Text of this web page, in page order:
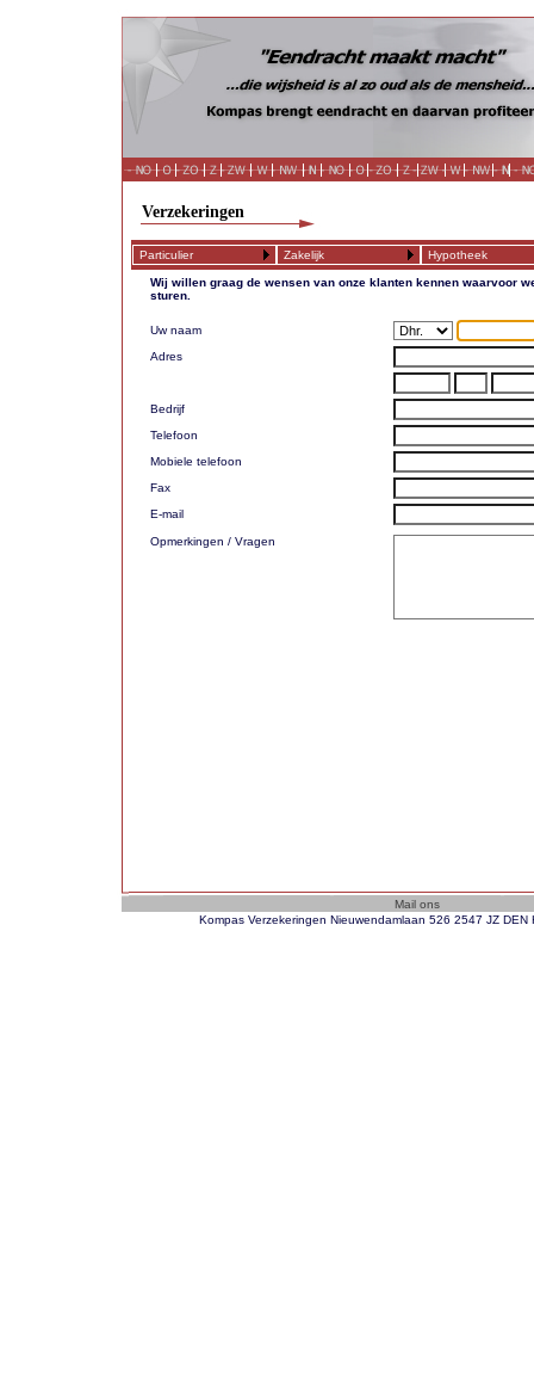
Verzekeringen
Particulier Zakelijk Hypotheek
Wij willen graag de wensen van onze klanten kennen waarvoor
sturen.
Uw naam
Adres
Bedrijf
Telefoon
Mobiele telefoon
Fax
E-mail
Opmerkingen / Vragen
Kompas Verzekeringen Nieuwendamlaan 526 2547 JZ